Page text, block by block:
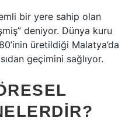
bir yere sahip olan
deniyor. Dünya kuru
üretildiği Malatya’da
geçimini sağlıyor.